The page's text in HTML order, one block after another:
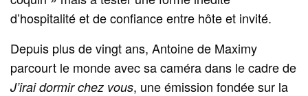
d’hospitalité et de confiance entre hôte et invité.
Depuis plus de vingt ans, Antoine de Maximy
parcourt le monde avec sa caméra dans le cadre de
J’irai dormir chez vous, une émission fondée sur la